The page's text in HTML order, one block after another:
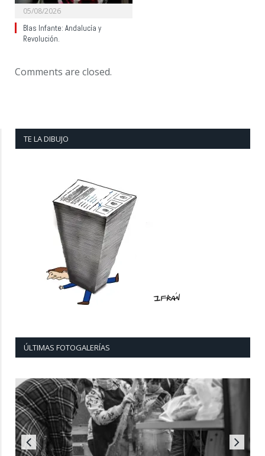
05/08/2026
Blas Infante: Andalucía y
Revolución.
Comments are closed.
TE LA DIBUJO
ÚLTIMAS FOTOGALERÍAS